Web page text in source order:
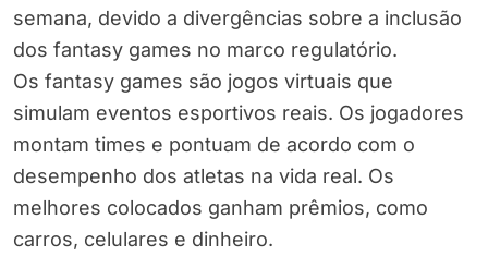
semana, devido a divergências sobre a inclusão
dos fantasy games no marco regulatório.
Os fantasy games são jogos virtuais que
simulam eventos esportivos reais. Os jogadores
montam times e pontuam de acordo com o
desempenho dos atletas na vida real. Os
melhores colocados ganham prêmios, como
carros, celulares e dinheiro.